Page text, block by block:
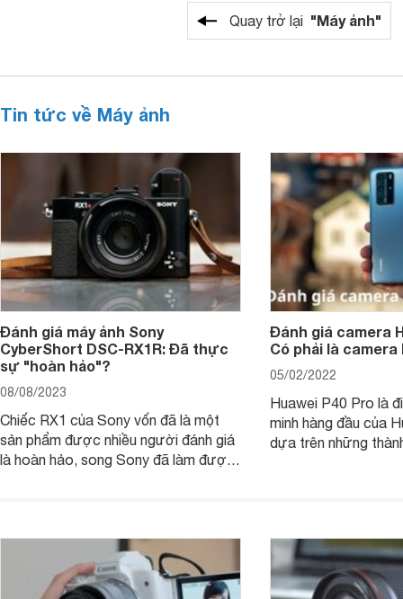
Quay trở lại "Máy ảnh"
Tin tức về Máy ảnh
Đánh giá máy ảnh Sony
CyberShort DSC-RX1R: Đã thực
sự "hoàn hảo"?
08/08/2023
Chiếc RX1 của Sony vốn đã là một
sản phẩm được nhiều người đánh giá
là hoàn hảo, song Sony đã làm được
xử lý ảnh JPEG.
Đánh giá camera
Có phải là
05/02/2022
Huawei P40 Pro là
minh hàng đầu của
dựa trên những
Pro đem đến những